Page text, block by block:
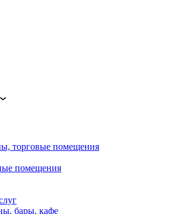
торговые помещения
помещения
бары, кафе